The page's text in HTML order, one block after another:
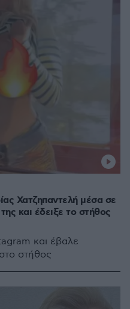
Χατζηπαντελή μέσα σε
και έδειξε το στήθος
και έβαλε
στήθος